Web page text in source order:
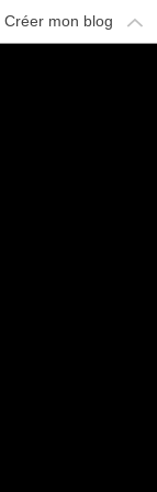
Créer mon blog